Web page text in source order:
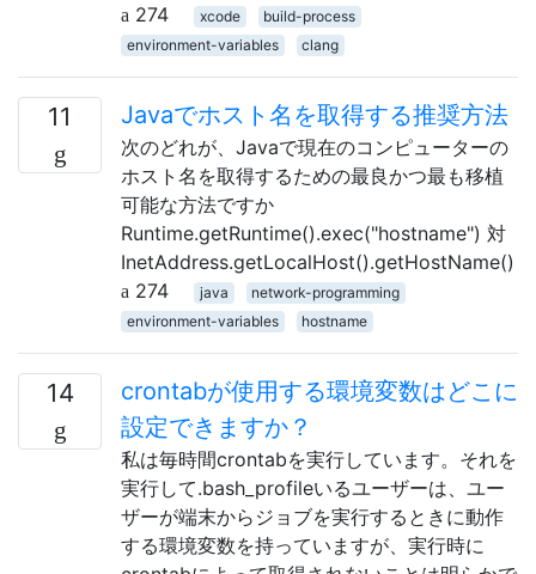
274
xcode
build-process
environment-variables
clang
11 Javaでホスト名を取得する推奨方法
次のどれが、Javaで現在のコンピューターの
ホスト名を取得するための最良かつ最も移植
可能な方法ですか
Runtime.getRuntime().exec("hostname") 対
InetAddress.getLocalHost().getHostName()
274
java
network-programming
environment-variables
hostname
14
crontabが使用する環境変数はどこに
設定できますか？
私は毎時間crontabを実行しています。それを
実行して.bash_profileいるユーザーは、ユー
ザーが端末からジョブを実行するときに動作
する環境変数を持っていますが、実行時に